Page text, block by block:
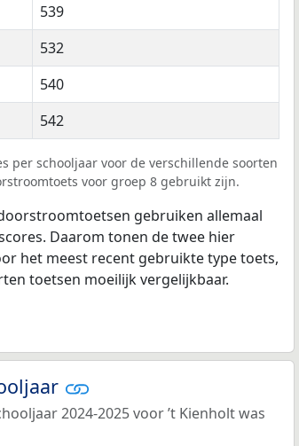
539
532
540
542
per schooljaar voor de verschillende soorten
voor groep 8 gebruikt zijn.
gebruiken allemaal
Daarom tonen de twee hier
het meest recent gebruikte type toets,
toetsen moeilijk vergelijkbaar.
2024-2025 voor ’t Kienholt was